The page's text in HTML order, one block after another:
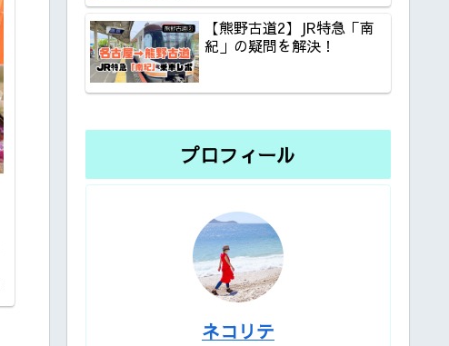
【熊野古道2】JR特急「南
紀」の疑問を解決！
プロフィール
ネコリテ